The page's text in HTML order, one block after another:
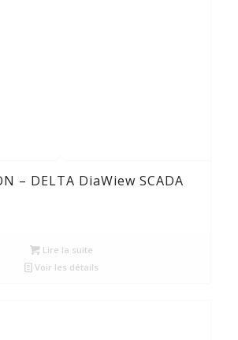
– DELTA DiaWiew SCADA
Lire la suite
Voir les détails